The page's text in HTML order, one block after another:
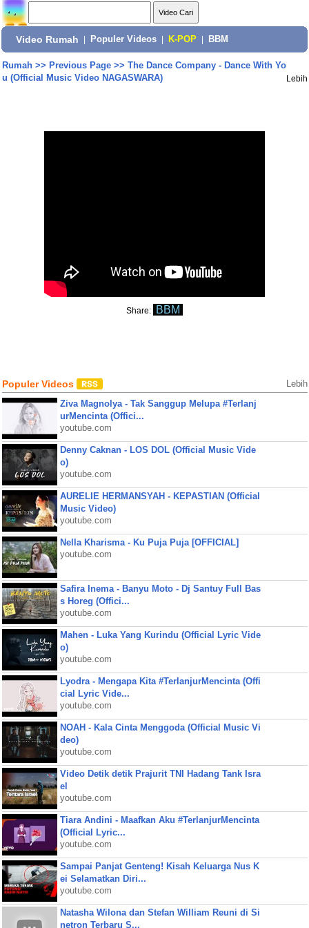
Video Rumah Populer Videos K-POP BBM
Rumah>> Previous Page>> The Dance Company - Dance With Yo
u (Official Music Video NAGASWARA)
Lebih
Share: BBM
Populer Videos Lebih
Ziva Magnolya - Tak Sanggup Melupa #Terlanj
urMencinta (Offici...
youtube.com
Denny Caknan - LOS DOL (Official Music Vide
o)
youtube.com
AURELIE HERMANSYAH - KEPASTIAN (Official
Music Video)
youtube.com
Nella Kharisma - Ku Puja Puja [OFFICIAL]
youtube.com
Safira Inema - Banyu Moto - Dj Santuy Full Bas
s Horeg (Offici...
youtube.com
Mahen - Luka Yang Kurindu (Official Lyric Vide
o)
youtube.com
Lyodra - Mengapa Kita #TerlanjurMencinta (Offi
cial Lyric Vide...
youtube.com
NOAH - Kala Cinta Menggoda (Official Music Vi
deo)
youtube.com
Video Detik detik Prajurit TNI Hadang Tank Isra
el
youtube.com
Tiara Andini - Maafkan Aku #TerlanjurMencinta
(Official Lyric...
youtube.com
Sampai Panjat Genteng! Kisah Keluarga Nus K
ei Selamatkan Diri...
youtube.com
Natasha Wilona dan Stefan William Reuni di Si
netron Terbaru S...